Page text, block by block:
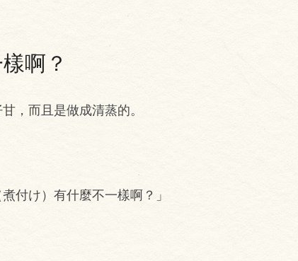
啊？
，而且是做成清蒸的。
付け）有什麼不一樣啊？」